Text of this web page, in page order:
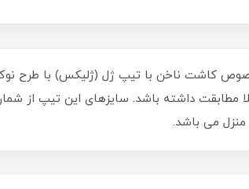
می باشد.